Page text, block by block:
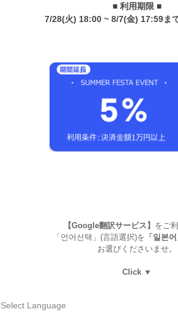
■ 利用期限 ■
7/28(火) 18:00 ~ 8/7(金) 17:59ま
【Google翻訳サービス】 をご
「언어선택」(言語選択)を 「일본
お選びくださいませ。
Click ▼
Select Language